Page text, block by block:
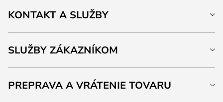
KONTAKT A SLUŽBY
SLUŽBY ZÁKAZNÍKOM
PREPRAVA A VRÁTENIE TOVARU